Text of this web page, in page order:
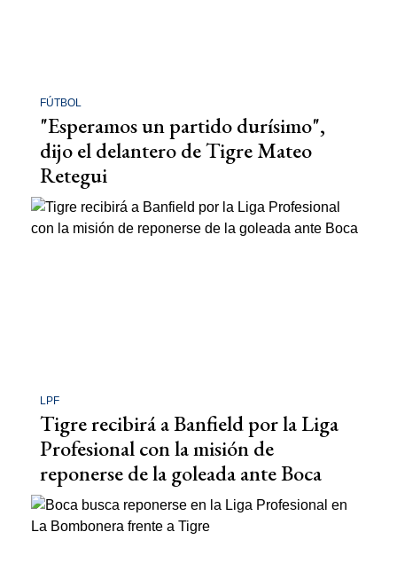
FÚTBOL
"Esperamos un partido durísimo",
dijo el delantero de Tigre Mateo
Retegui
LPF
Tigre recibirá a Banfield por la Liga
Profesional con la misión de
reponerse de la goleada ante Boca